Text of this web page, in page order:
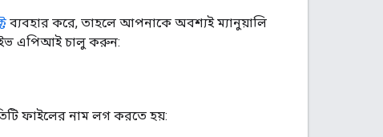
ব্যবহার করে, তাহলে আপনাকে অবশ্যই ম্যানুয়ালি
এপিআই চালু করুন:
ফাইলের নাম লগ করতে হয়: